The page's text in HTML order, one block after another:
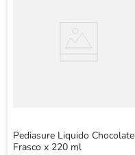
Pediasure Liquido Chocolate
Frasco x 220 ml